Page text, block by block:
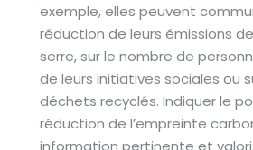
exemple, elles peuvent
réduction de leurs émissions
serre, sur le nombre de
de leurs initiatives sociales ou
déchets recyclés. Indiquer le
réduction de l’empreinte